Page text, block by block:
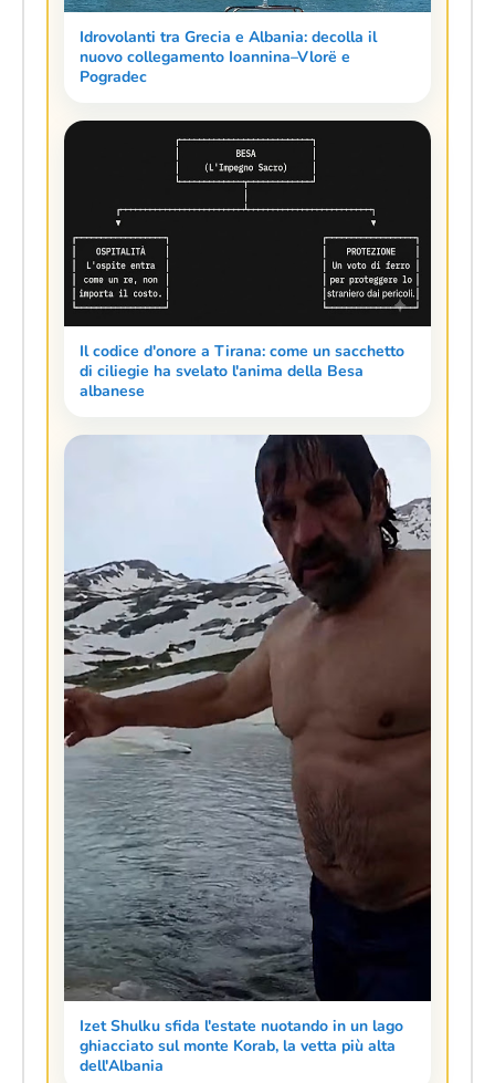
Idrovolanti tra Grecia e Albania: decolla il
nuovo collegamento Ioannina–Vlorë e
Pogradec
Il codice d'onore a Tirana: come un sacchetto
di ciliegie ha svelato l'anima della Besa
albanese
Izet Shulku sfida l'estate nuotando in un lago
ghiacciato sul monte Korab, la vetta più alta
dell'Albania